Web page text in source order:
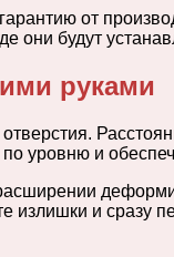
от
они будут
руками
уровню и
и сразу